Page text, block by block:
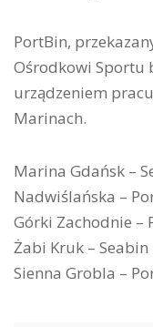
PortBin,
Ośrodkowi Sportu
urządzeniem
Marinach.
Marina Gdańsk –
Nadwiślańska –
Górki Zachodnie –
Żabi Kruk – Seabin
Sienna Grobla –